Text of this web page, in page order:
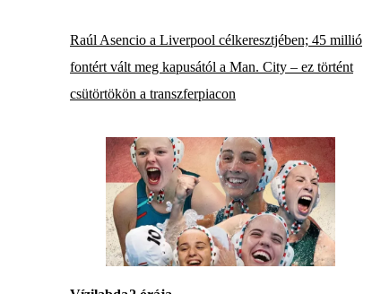
Raúl Asencio a Liverpool célkeresztjében; 45 millió
fontért vált meg kapusától a Man. City – ez történt
csütörtökön a transzferpiacon